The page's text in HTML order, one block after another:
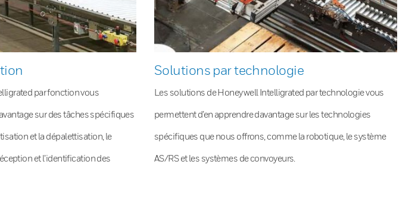
par fonction vous
sur des tâches spécifiques
et la dépalettisation, le
et l’identification des
Solutions par technologie
Les solutions de Honeywell Intelligrated par technologie vous
permettent d’en apprendre davantage sur les technologies
spécifiques que nous offrons, comme la robotique, le système
AS/RS et les systèmes de convoyeurs.